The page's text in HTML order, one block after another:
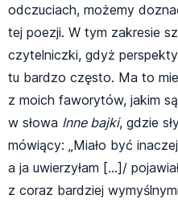
odczuciach, możemy
tej poezji. W tym zakresie
czytelniczki, gdyż
tu bardzo często. Ma to
z moich faworytów, jakim
w słowa Inne bajki, gdzie
mówiący: „Miało być
a ja uwierzyłam […]/
z coraz bardziej